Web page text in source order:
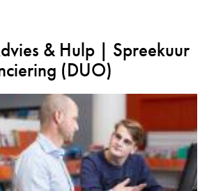
& Hulp | Spreekuur
(DUO)